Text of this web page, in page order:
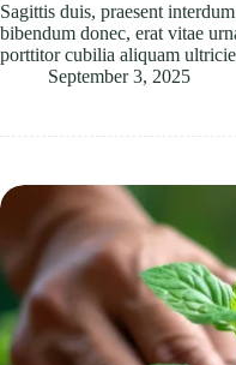
Sagittis duis, praesent
bibendum donec, erat vitae
porttitor cubilia aliquam
September 3, 2025